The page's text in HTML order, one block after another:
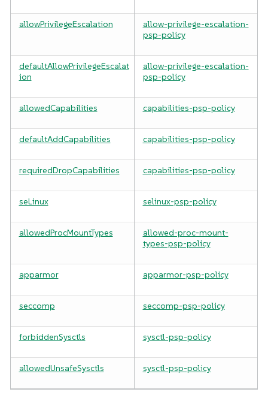
allowPrivilegeEscalation
allow-privilege-escalation-
psp-policy
defaultAllowPrivilegeEscalat
ion
allow-privilege-escalation-
psp-policy
allowedCapabilities capabilities-psp-policy
defaultAddCapabilities capabilities-psp-policy
requiredDropCapabilities capabilities-psp-policy
seLinux selinux-psp-policy
allowedProcMountTypes
allowed-proc-mount-
types-psp-policy
apparmor apparmor-psp-policy
seccomp seccomp-psp-policy
forbiddenSysctls sysctl-psp-policy
allowedUnsafeSysctls sysctl-psp-policy